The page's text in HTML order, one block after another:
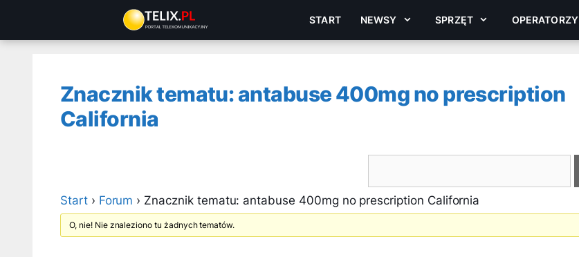
treści
START NEWSY SPRZĘT OPERATORZY
Znacznik tematu: antabuse 400mg no prescription
California
Start › Forum › Znacznik tematu: antabuse 400mg no prescription California
O, nie! Nie znaleziono tu żadnych tematów.